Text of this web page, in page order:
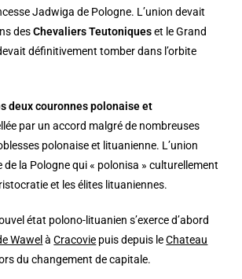
Jadwiga de Pologne. L’union devait
desChevaliers Teutoniqueset le Grand
définitivement tomber dans l’orbite
deux couronnes polonaise et
par un accord malgré de nombreuses
polonaise et lituanienne. L’union
de la Pologne qui « polonisa » culturellement
et les élites lituaniennes.
état polono-lituanien s’exerce d’abord
Wawel àCracovie puis depuis leChateau
du changement de capitale.